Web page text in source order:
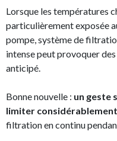
Lorsque les températures
particulièrement exposée
pompe, système de
intense peut provoquer des
anticipé.
Bonne nouvelle : un geste
limiter
filtration en continu